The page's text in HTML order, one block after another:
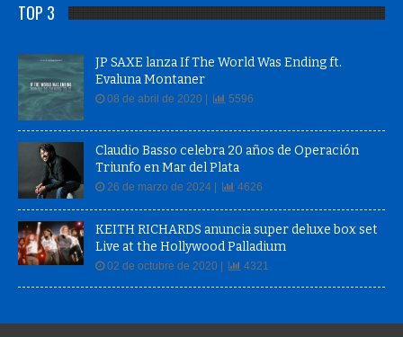
TOP 3
JP SAXE lanza If The World Was Ending ft.
Evaluna Montaner
08 de abril de 2020 | 5596
Claudio Basso celebra 20 años de Operación
Triunfo en Mar del Plata
26 de marzo de 2024 | 4626
KEITH RICHARDS anuncia super deluxe box set
Live at the Hollywood Palladium
02 de octubre de 2020 | 4321